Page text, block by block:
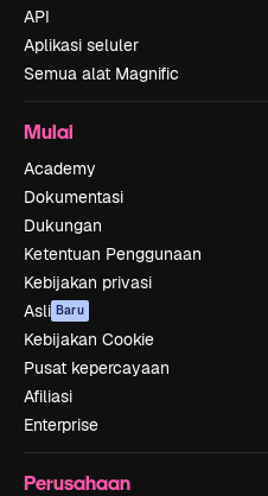
API
Aplikasi seluler
Semua alat Magnific
Mulai
Academy
Dokumentasi
Dukungan
Ketentuan Penggunaan
Kebijakan privasi
Asli Baru
Kebijakan Cookie
Pusat kepercayaan
Afiliasi
Enterprise
Perusahaan